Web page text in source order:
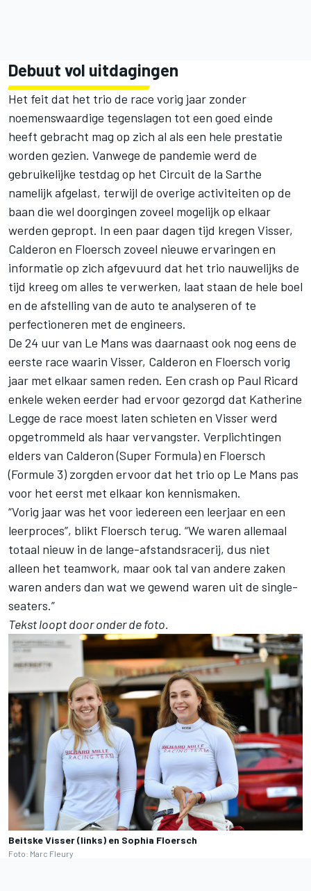
Debuut vol uitdagingen
Het feit dat het trio de race vorig jaar zonder
noemenswaardige tegenslagen tot een goed einde
heeft gebracht mag op zich al als een hele prestatie
worden gezien. Vanwege de pandemie werd de
gebruikelijke testdag op het Circuit de la Sarthe
namelijk afgelast, terwijl de overige activiteiten op de
baan die wel doorgingen zoveel mogelijk op elkaar
werden gepropt. In een paar dagen tijd kregen Visser,
Calderon en Floersch zoveel nieuwe ervaringen en
informatie op zich afgevuurd dat het trio nauwelijks de
tijd kreeg om alles te verwerken, laat staan de hele boel
en de afstelling van de auto te analyseren of te
perfectioneren met de engineers.
De 24 uur van Le Mans was daarnaast ook nog eens de
eerste race waarin Visser, Calderon en Floersch vorig
jaar met elkaar samen reden. Een crash op Paul Ricard
enkele weken eerder had ervoor gezorgd dat Katherine
Legge de race moest laten schieten en Visser werd
opgetrommeld als haar vervangster. Verplichtingen
elders van Calderon (Super Formula) en Floersch
(Formule 3) zorgden ervoor dat het trio op Le Mans pas
voor het eerst met elkaar kon kennismaken.
“Vorig jaar was het voor iedereen een leerjaar en een
leerproces”, blikt Floersch terug. “We waren allemaal
totaal nieuw in de lange-afstandsracerij, dus niet
alleen het teamwork, maar ook tal van andere zaken
waren anders dan wat we gewend waren uit de single-
seaters.”
Tekst loopt door onder de foto.
Beitske Visser (links) en Sophia Floersch
Foto: Marc Fleury